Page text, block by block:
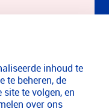
inhoud te
te beheren, de
te volgen, en
over ons